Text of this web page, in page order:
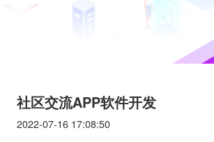
社区交流APP软件开发
2022-07-16 17:08:50